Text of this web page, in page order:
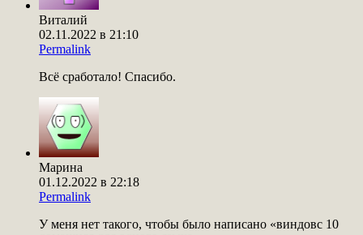
Виталий
02.11.2022 в 21:10
Permalink
Всё сработало! Спасибо.
Марина
01.12.2022 в 22:18
Permalink
У меня нет такого, чтобы было написано «виндовс 10